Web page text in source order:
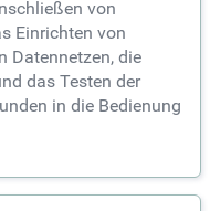
von
Einrichten von
Datennetzen, die
das Testen der
in die Bedienung